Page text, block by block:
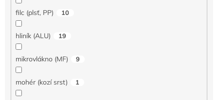
filc (plsť, PP) 10
hliník (ALU) 19
mikrovlákno (MF) 9
mohér (kozí srst) 1